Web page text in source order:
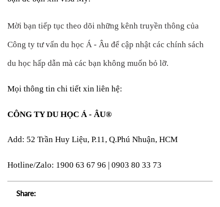
Mời bạn tiếp tục theo dõi những kênh truyền thông của
Công ty tư vấn du học Á - Âu để cập nhật các chính sách
du học hấp dẫn mà các bạn không muốn bỏ lỡ.
Mọi thông tin chi tiết xin liên hệ:
CÔNG TY DU HỌC Á - ÂU®
Add: 52 Trần Huy Liệu, P.11, Q.Phú Nhuận, HCM
Hotline/Zalo: 1900 63 67 96 | 0903 80 33 73
Share: